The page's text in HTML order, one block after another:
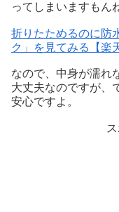
ってしまいますもん
折りたためるのに防
ク」を見てみる【楽
なので、中身が濡れ
大丈夫なのですが、
安心ですよ。